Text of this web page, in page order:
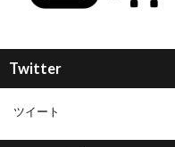
Twitter
ツイート